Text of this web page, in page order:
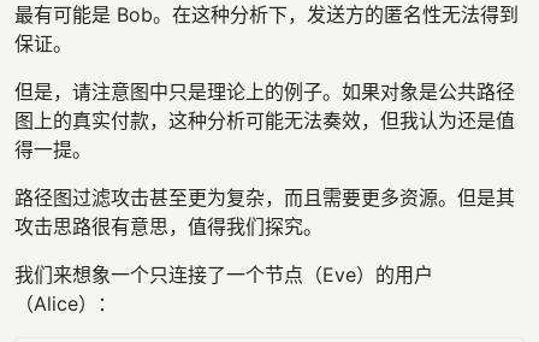
最有可能是 Bob。在这种分析下，发送方的匿名性无法得到
保证。
但是，请注意图中只是理论上的例子。如果对象是公共路径
图上的真实付款，这种分析可能无法奏效，但我认为还是值
得一提。
路径图过滤攻击甚至更为复杂，而且需要更多资源。但是其
攻击思路很有意思，值得我们探究。
我们来想象一个只连接了一个节点（Eve）的用户
（Alice）：